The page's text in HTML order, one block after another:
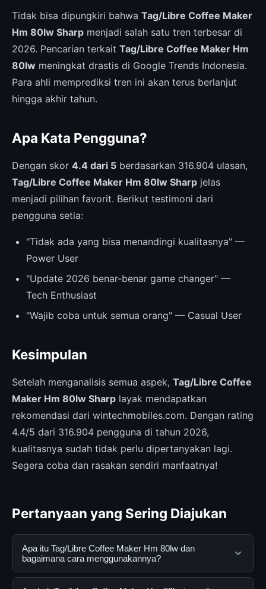
Tidak bisa dipungkiri bahwa Tag/Libre Coffee Maker
Hm 80lw Sharp menjadi salah satu tren terbesar di
2026. Pencarian terkait Tag/Libre Coffee Maker Hm
80lw meningkat drastis di Google Trends Indonesia.
Para ahli memprediksi tren ini akan terus berlanjut
hingga akhir tahun.
Apa Kata Pengguna?
Dengan skor 4.4 dari 5 berdasarkan 316.904 ulasan,
Tag/Libre Coffee Maker Hm 80lw Sharp jelas
menjadi pilihan favorit. Berikut testimoni dari
pengguna setia:
"Tidak ada yang bisa menandingi kualitasnya" —
Power User
"Update 2026 benar-benar game changer" —
Tech Enthusiast
"Wajib coba untuk semua orang" — Casual User
Kesimpulan
Setelah menganalisis semua aspek, Tag/Libre Coffee
Maker Hm 80lw Sharp layak mendapatkan
rekomendasi dari wintechmobiles.com. Dengan rating
4.4/5 dari 316.904 pengguna di tahun 2026,
kualitasnya sudah tidak perlu dipertanyakan lagi.
Segera coba dan rasakan sendiri manfaatnya!
Pertanyaan yang Sering Diajukan
Apa itu Tag/Libre Coffee Maker Hm 80lw dan
bagaimana cara menggunakannya?
Tag/Libre Coffee Maker Hm 80lw adalah layanan digital